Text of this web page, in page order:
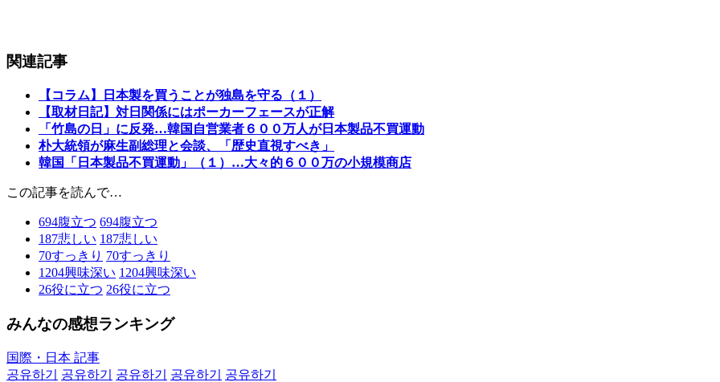
関連記事
【コラム】日本製を買うことが独島を守る（１）
【取材日記】対日関係にはポーカーフェースが正解
「竹島の日」に反発…韓国自営業者６００万人が日本製品不買運動
朴大統領が麻生副総理と会談、「歴史直視すべき」
韓国「日本製品不買運動」（１）…大々的６００万の小規模商店
この記事を読んで…
694腹立つ 694腹立つ
187悲しい 187悲しい
70すっきり 70すっきり
1204興味深い 1204興味深い
26役に立つ 26役に立つ
みんなの感想ランキング
国際・日本 記事
공유하기
공유하기 공유하기 공유하기
공유하기